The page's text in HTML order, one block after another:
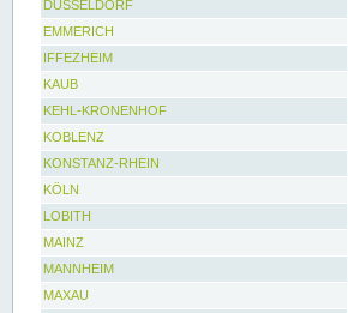
DÜSSELDORF
EMMERICH
IFFEZHEIM
KAUB
KEHL-KRONENHOF
KOBLENZ
KONSTANZ-RHEIN
KÖLN
LOBITH
MAINZ
MANNHEIM
MAXAU